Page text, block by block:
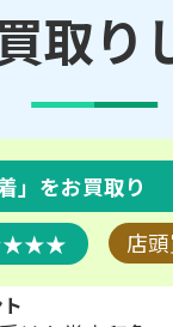
取り
」 をお買取り
店